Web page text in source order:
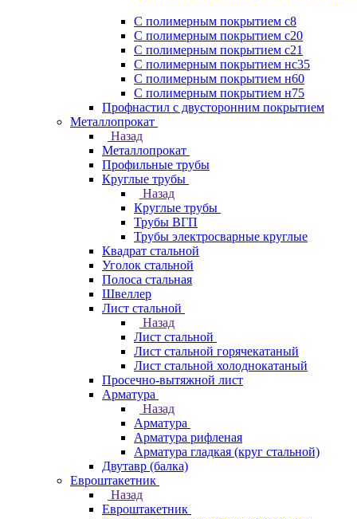
С полимерным покрытием с8
С полимерным покрытием с20
С полимерным покрытием с21
С полимерным покрытием нс35
С полимерным покрытием н60
С полимерным покрытием н75
Профнастил с двусторонним покрытием
Металлопрокат
Назад
Металлопрокат
Профильные трубы
Круглые трубы
Назад
Круглые трубы
Трубы ВГП
Трубы электросварные круглые
Квадрат стальной
Уголок стальной
Полоса стальная
Швеллер
Лист стальной
Назад
Лист стальной
Лист стальной горячекатаный
Лист стальной холоднокатаный
Просечно-вытяжной лист
Арматура
Назад
Арматура
Арматура рифленая
Арматура гладкая (круг стальной)
Двутавр (балка)
Евроштакетник
Назад
Евроштакетник